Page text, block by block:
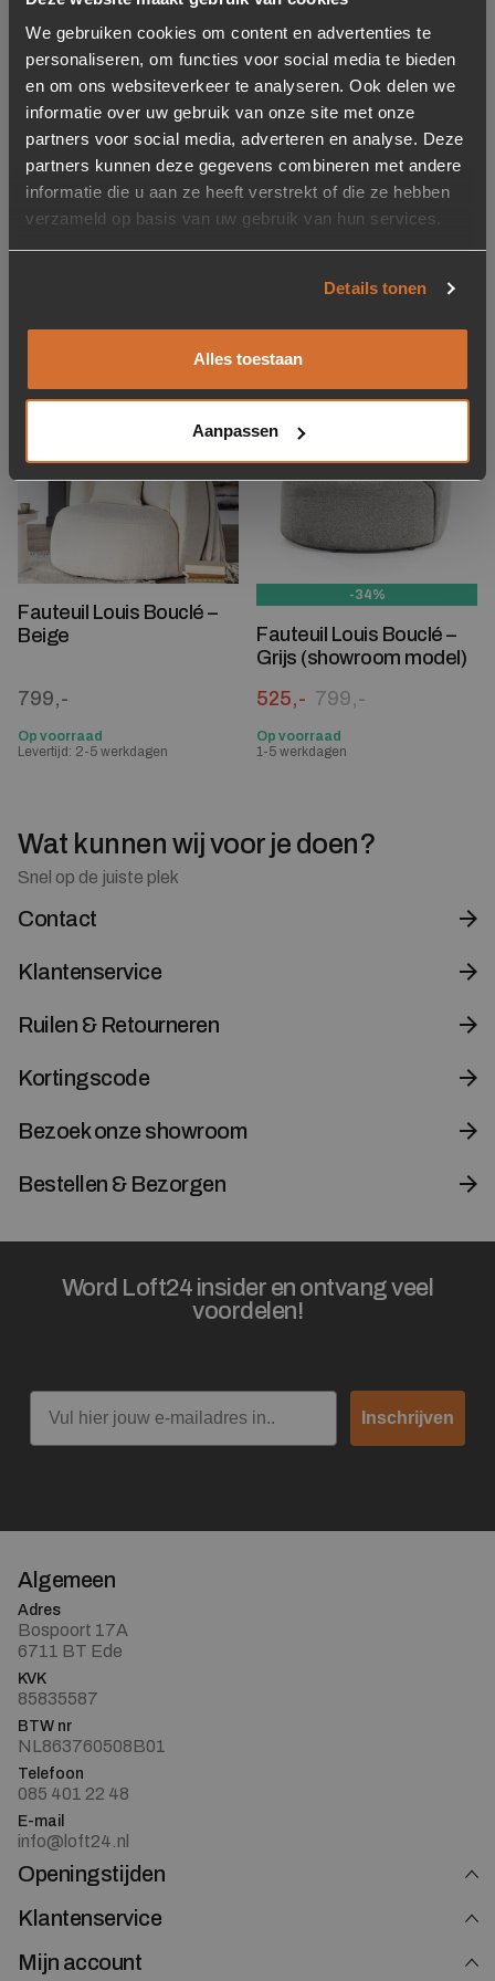
We gebruiken cookies om content en advertenties te
personaliseren, om functies voor social media te bieden
en om ons websiteverkeer te analyseren. Ook delen we
informatie over uw gebruik van onze site met onze
partners voor social media, adverteren en analyse. Deze
partners kunnen deze gegevens combineren met andere
informatie die u aan ze heeft verstrekt of die ze hebben
verzameld op basis van uw gebruik van hun services.
Details tonen
Alles toestaan
Aanpassen
Fauteuil Sharon Bouclé –
Beige
-75%
Sevn Fauteuil Sensi kleur
Honey Geel (showroom
model)
Toevoegen aan verlanglijstje
Verwijderen van verlanglijst
Fauteuil Louis Bouclé –
Beige
799,-
Op voorraad
Levertijd: 2-5 werkdagen
Toevoegen aan
Verwijderen van verlanglijst
-34%
Fauteuil Louis Bouclé –
Grijs (showroom model)
799,-
Oorspronkelijke prijs
525,-
Huidige prijs is: 525,-.
Op voorraad
1-5 werkdagen
Wat kunnen wij voor je doen?
Snel op de juiste plek
Contact
Klantenservice
Ruilen & Retourneren
Kortingscode
Bezoek onze showroom
Bestellen & Bezorgen
Word Loft24 insider en ontvang veel
voordelen!
Email
Inschrijven
Algemeen
Adres
Bospoort 17A
6711 BT Ede
KVK
85835587
BTW nr
NL863760508B01
Telefoon
085 401 22 48
E-mail
info@loft24.nl
Openingstijden
Klantenservice
Mijn account